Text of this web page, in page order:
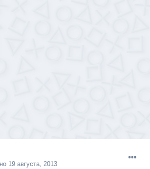
19 августа, 2013